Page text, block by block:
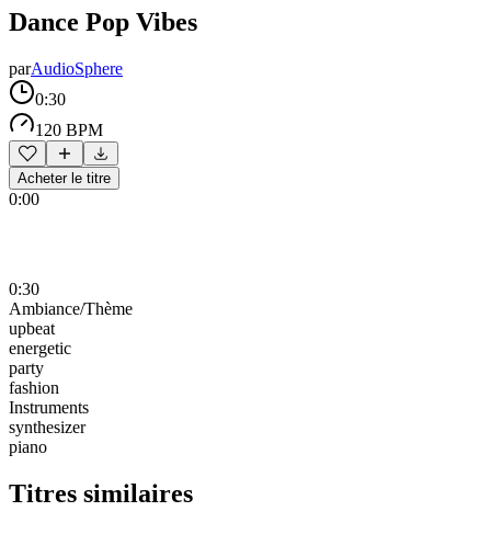
Dance Pop Vibes
parAudioSphere
0:30
120 BPM
Acheter le titre
0:00
0:30
Ambiance/Thème
upbeat
energetic
party
fashion
Instruments
synthesizer
piano
Titres similaires